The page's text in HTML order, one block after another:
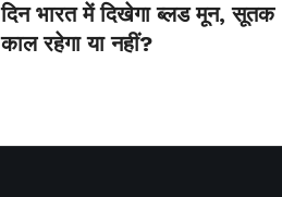
दिन भारत में दिखेगा ब्लड मून, सूतक
काल रहेगा या नहीं?